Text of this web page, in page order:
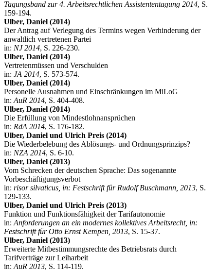
Tagungsband zur 4. Arbeitsrechtlichen Assistententagung 2014, S.
159-194.
Ulber, Daniel (2014)
Der Antrag auf Verlegung des Termins wegen Verhinderung der
anwaltlich vertretenen Partei
in: NJ 2014, S. 226-230.
Ulber, Daniel (2014)
Vertretenmüssen und Verschulden
in: JA 2014, S. 573-574.
Ulber, Daniel (2014)
Personelle Ausnahmen und Einschränkungen im MiLoG
in: AuR 2014, S. 404-408.
Ulber, Daniel (2014)
Die Erfüllung von Mindestlohnansprüchen
in: RdA 2014, S. 176-182.
Ulber, Daniel und Ulrich Preis (2014)
Die Wiederbelebung des Ablösungs- und Ordnungsprinzips?
in: NZA 2014, S. 6-10.
Ulber, Daniel (2013)
Vom Schrecken der deutschen Sprache: Das sogenannte
Vorbeschäftigungsverbot
in: risor silvaticus, in: Festschrift für Rudolf Buschmann, 2013, S.
129-133.
Ulber, Daniel und Ulrich Preis (2013)
Funktion und Funktionsfähigkeit der Tarifautonomie
in: Anforderungen an ein modernes kollektives Arbeitsrecht, in:
Festschrift für Otto Ernst Kempen, 2013, S. 15-37.
Ulber, Daniel (2013)
Erweiterte Mitbestimmungsrechte des Betriebsrats durch
Tarifverträge zur Leiharbeit
in: AuR 2013, S. 114-119.